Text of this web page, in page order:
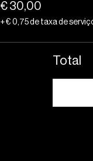
€ 30,00
+ € 0,75 de taxa de
Total